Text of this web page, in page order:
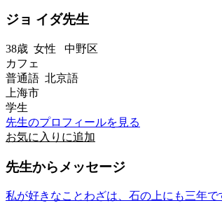
ジョ イダ先生
38歳 女性 中野区
カフェ
普通語 北京語
上海市
学生
先生のプロフィールを見る
お気に入りに追加
先生からメッセージ
私が好きなことわざは、石の上にも三年